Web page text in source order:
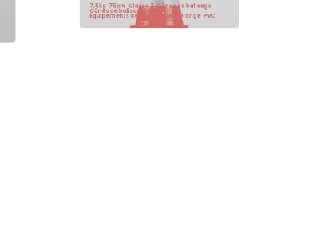
monobloc 75 cm 7,5 kg CL2
75cm Classe 2 Cônes de balisage
Cônes de balisage voirie,